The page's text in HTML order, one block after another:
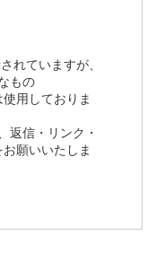
れていますが、
もの
用しておりま
返信・リンク・
願いいたしま